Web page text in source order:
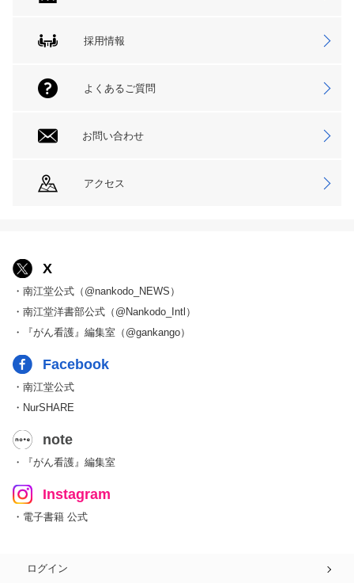
採用情報
よくあるご質問
お問い合わせ
アクセス
X
・南江堂公式（@nankodo_NEWS）
・南江堂洋書部公式（@Nankodo_Intl）
・『がん看護』編集室（@gankango）
Facebook
・南江堂公式
・NurSHARE
note
・『がん看護』編集室
Instagram
・電子書籍 公式
ログイン